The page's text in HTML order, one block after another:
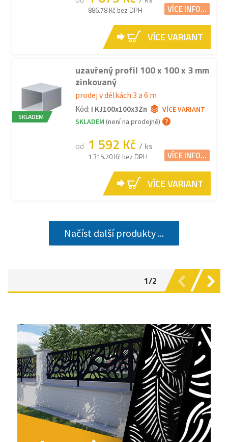
886.78 Kč bez DPH VÍCE INFO...
VÍCE VARIANT
SKLADEM
uzavřený profil 100 x 100 x 3 mm
zinkovaný
prodej v délkách 3 a 6 m
Kód: I KJ100x100x3Zn
VÍCE VARIANT
SKLADEM (není na prodejně)
od 1 592 Kč / ks
1 315.70 Kč bez DPH VÍCE INFO...
VÍCE VARIANT
Načíst další produkty ...
1/2